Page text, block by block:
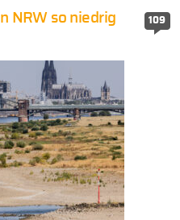
109
NRW so niedrig